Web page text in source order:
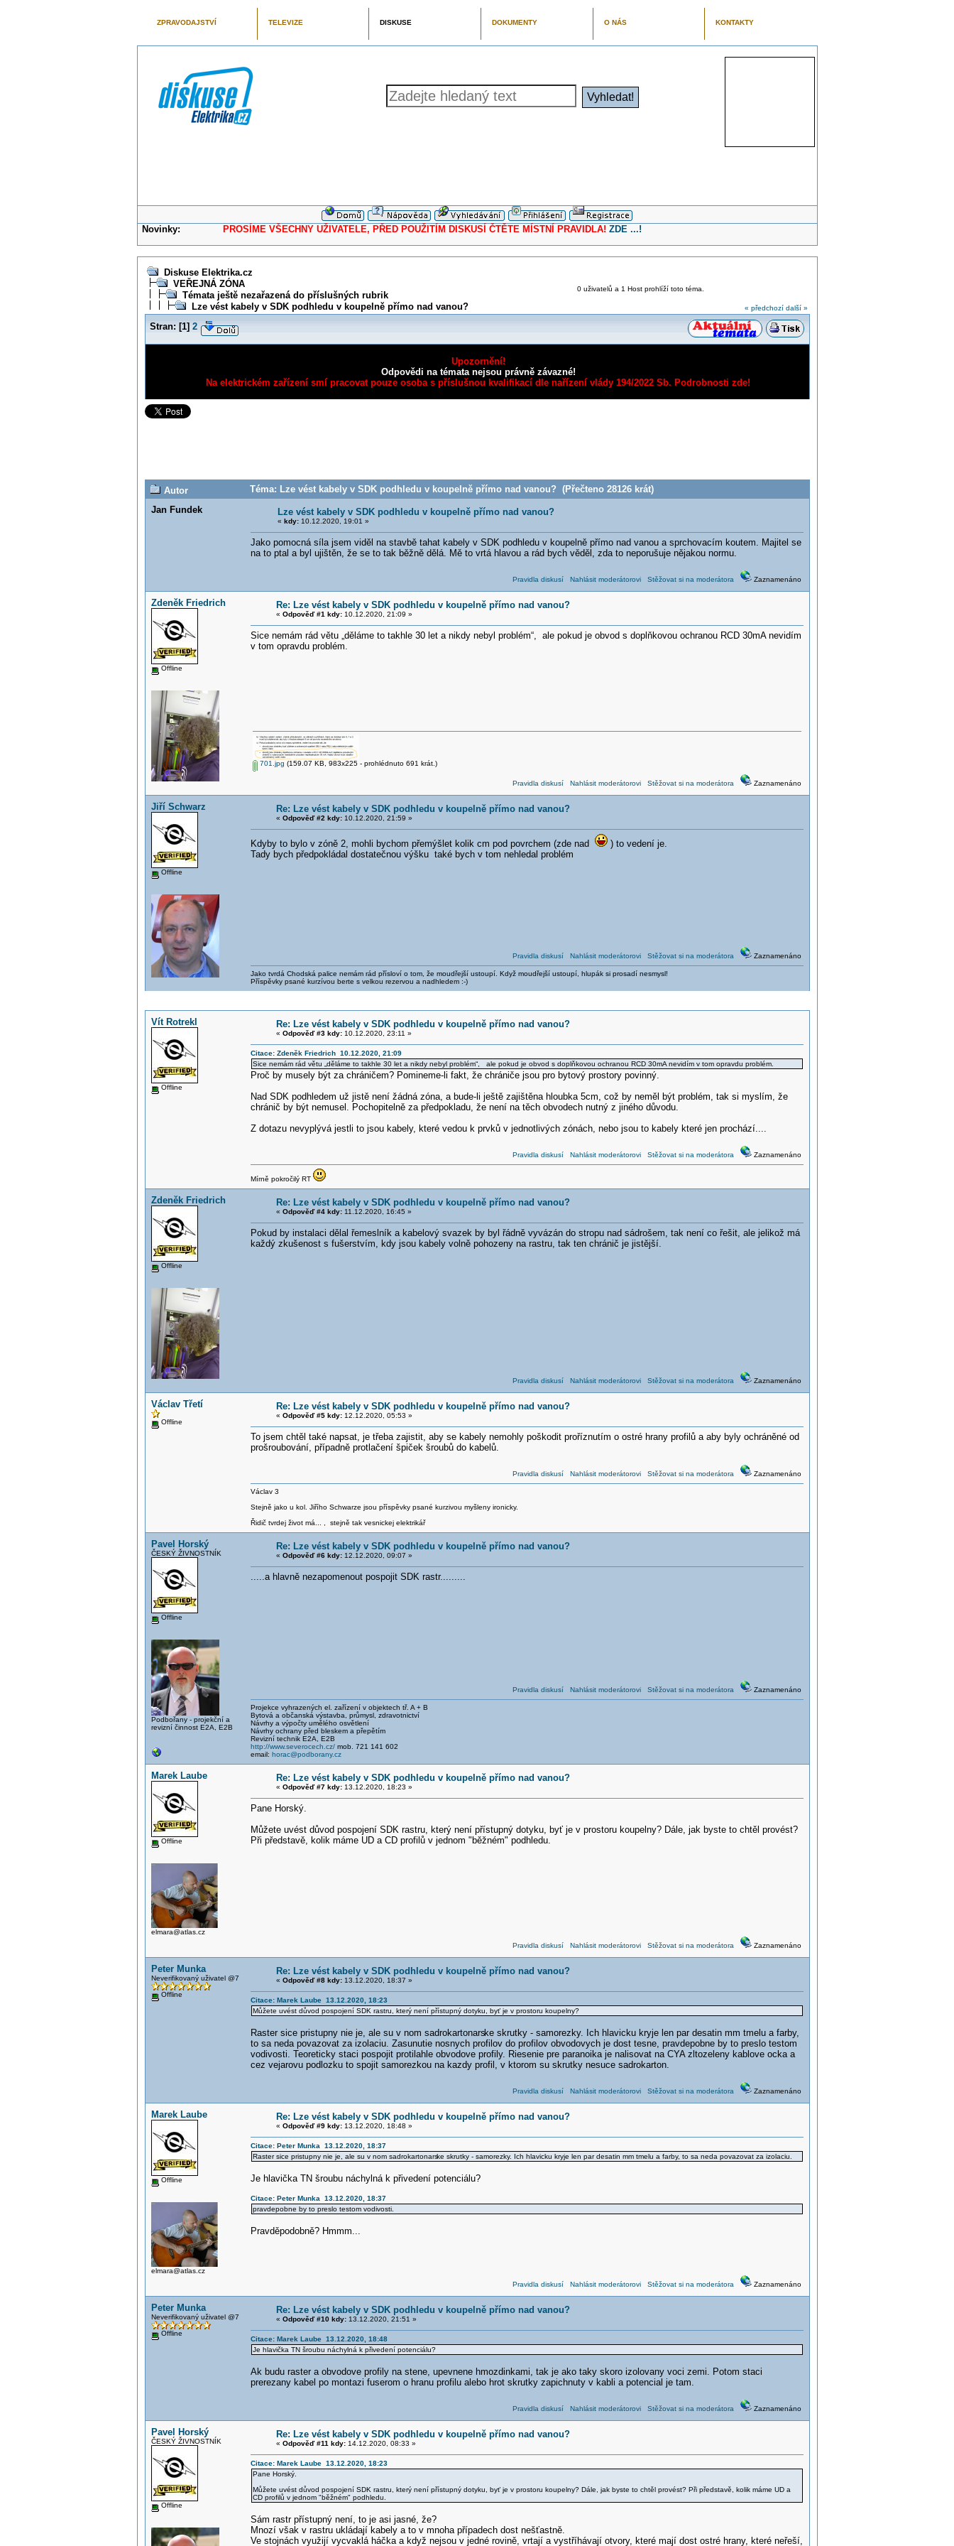
ZPRAVODAJSTVÍ TELEVIZE DISKUSE DOKUMENTY O NÁS KONTAKTY
Novinky: PROSÍME VŠECHNY UŽIVATELE, PŘED POUŽITÍM DISKUSÍ ČTĚTE MÍSTNÍ PRAVIDLA! ZDE ...!
Diskuse Elektrika.cz
VEŘEJNÁ ZÓNA
Témata ještě nezařazená do příslušných rubrik
Lze vést kabely v SDK podhledu v koupelně přímo nad vanou?
0 uživatelů a 1 Host prohlíží toto téma.
« předchozí další »
Stran: [1] 2
Upozornění!
Odpovědi na témata nejsou právně závazné!
Na elektrickém zařízení smí pracovat pouze osoba s příslušnou kvalifikací dle nařízení vlády 194/2022 Sb. Podrobnosti zde!
Autor
Téma: Lze vést kabely v SDK podhledu v koupelně přímo nad vanou? (Přečteno 28126 krát)
Jan Fundek
Lze vést kabely v SDK podhledu v koupelně přímo nad vanou?
« kdy:10.12.2020, 19:01 »
Jako pomocná síla jsem viděl na stavbě tahat kabely v SDK podhledu v koupelně přímo nad vanou a sprchovacím koutem. Majitel se
na to ptal a byl ujištěn, že se to tak běžně dělá. Mě to vrtá hlavou a rád bych věděl, zda to neporušuje nějakou normu.
Pravidla diskusí Nahlásit moderátorovi Stěžovat si na moderátora Zaznamenáno
Zdeněk Friedrich
Offline
Re: Lze vést kabely v SDK podhledu v koupelně přímo nad vanou?
« Odpověď #1 kdy:10.12.2020, 21:09 »
Sice nemám rád větu „děláme to takhle 30 let a nikdy nebyl problém“, ale pokud je obvod s doplňkovou ochranou RCD 30mA nevidím
v tom opravdu problém.
701.jpg (159.07 KB, 983x225 - prohlédnuto 691 krát.)
Pravidla diskusí Nahlásit moderátorovi Stěžovat si na moderátora Zaznamenáno
Jiří Schwarz
Offline
Re: Lze vést kabely v SDK podhledu v koupelně přímo nad vanou?
« Odpověď #2 kdy:10.12.2020, 21:59 »
Kdyby to bylo v zóně 2, mohli bychom přemýšlet kolik cm pod povrchem (zde nad
) to vedení je.
Tady bych předpokládal dostatečnou výšku také bych v tom nehledal problém
Pravidla diskusí Nahlásit moderátorovi Stěžovat si na moderátora Zaznamenáno
Jako tvrdá Chodská palice nemám rád přísloví o tom, že moudřejší ustoupí. Když moudřejší ustoupí, hlupák si prosadí nesmysl!
Příspěvky psané kurzívou berte s velkou rezervou a nadhledem :-)
Vít Rotrekl
Offline
Re: Lze vést kabely v SDK podhledu v koupelně přímo nad vanou?
« Odpověď #3 kdy:10.12.2020, 23:11 »
Citace: Zdeněk Friedrich 10.12.2020, 21:09
Sice nemám rád větu „děláme to takhle 30 let a nikdy nebyl problém“, ale pokud je obvod s doplňkovou ochranou RCD 30mA nevidím v tom opravdu problém.
Proč by musely být za chráničem? Pomineme-li fakt, že chrániče jsou pro bytový prostory povinný.
Nad SDK podhledem už jistě není žádná zóna, a bude-li ještě zajištěna hloubka 5cm, což by neměl být problém, tak si myslím, že
chránič by být nemusel. Pochopitelně za předpokladu, že není na těch obvodech nutný z jiného důvodu.
Z dotazu nevyplývá jestli to jsou kabely, které vedou k prvků v jednotlivých zónách, nebo jsou to kabely které jen prochází....
Pravidla diskusí Nahlásit moderátorovi Stěžovat si na moderátora Zaznamenáno
Mírně pokročilý RT
Zdeněk Friedrich
Offline
Re: Lze vést kabely v SDK podhledu v koupelně přímo nad vanou?
« Odpověď #4 kdy:11.12.2020, 16:45 »
Pokud by instalaci dělal řemeslník a kabelový svazek by byl řádně vyvázán do stropu nad sádrošem, tak není co řešit, ale jelikož má
každý zkušenost s fušerstvím, kdy jsou kabely volně pohozeny na rastru, tak ten chránič je jistější.
Pravidla diskusí Nahlásit moderátorovi Stěžovat si na moderátora Zaznamenáno
Václav Třetí
Offline
Re: Lze vést kabely v SDK podhledu v koupelně přímo nad vanou?
« Odpověď #5 kdy:12.12.2020, 05:53 »
To jsem chtěl také napsat, je třeba zajistit, aby se kabely nemohly poškodit proříznutím o ostré hrany profilů a aby byly ochráněné od
prošroubování, případně protlačení špiček šroubů do kabelů.
Pravidla diskusí Nahlásit moderátorovi Stěžovat si na moderátora Zaznamenáno
Václav 3
Stejně jako u kol. Jiřího Schwarze jsou příspěvky psané kurzivou myšleny ironicky.
Řidič tvrdej život má... , stejně tak vesnickej elektrikář
Pavel Horský
ČESKÝ ŽIVNOSTNÍK
Offline
Podbořany - projekční a
revizní činnost E2A, E2B
Re: Lze vést kabely v SDK podhledu v koupelně přímo nad vanou?
« Odpověď #6 kdy:12.12.2020, 09:07 »
.....a hlavně nezapomenout pospojit SDK rastr.........
Pravidla diskusí Nahlásit moderátorovi Stěžovat si na moderátora Zaznamenáno
Projekce vyhrazených el. zařízení v objektech tř. A + B
Bytová a občanská výstavba, průmysl, zdravotnictví
Návrhy a výpočty umělého osvětlení
Návrhy ochrany před bleskem a přepětím
Revizní technik E2A, E2B
http://www.severocech.cz/mob. 721 141 602
email: horac@podborany.cz
Marek Laube
Offline
elmara@atlas.cz
Re: Lze vést kabely v SDK podhledu v koupelně přímo nad vanou?
« Odpověď #7 kdy:13.12.2020, 18:23 »
Pane Horský.
Můžete uvést důvod pospojení SDK rastru, který není přístupný dotyku, byť je v prostoru koupelny? Dále, jak byste to chtěl provést?
Při představě, kolik máme UD a CD profilů v jednom "běžném" podhledu.
Pravidla diskusí Nahlásit moderátorovi Stěžovat si na moderátora Zaznamenáno
Peter Munka
Neverifikovaný uživatel @7
Offline
Re: Lze vést kabely v SDK podhledu v koupelně přímo nad vanou?
« Odpověď #8 kdy:13.12.2020, 18:37 »
Citace: Marek Laube 13.12.2020, 18:23
Můžete uvést důvod pospojení SDK rastru, který není přístupný dotyku, byť je v prostoru koupelny?
Raster sice pristupny nie je, ale su v nom sadrokartonarske skrutky - samorezky. Ich hlavicku kryje len par desatin mm tmelu a farby,
to sa neda povazovat za izolaciu. Zasunutie nosnych profilov do profilov obvodovych je dost tesne, pravdepobne by to preslo testom
vodivosti. Teoreticky staci pospojit protilahle obvodove profily. Riesenie pre paranoika je nalisovat na CYA zltozeleny kablove ocka a
cez vejarovu podlozku to spojit samorezkou na kazdy profil, v ktorom su skrutky nesuce sadrokarton.
Pravidla diskusí Nahlásit moderátorovi Stěžovat si na moderátora Zaznamenáno
Marek Laube
Offline
elmara@atlas.cz
Re: Lze vést kabely v SDK podhledu v koupelně přímo nad vanou?
« Odpověď #9 kdy:13.12.2020, 18:48 »
Citace: Peter Munka 13.12.2020, 18:37
Raster sice pristupny nie je, ale su v nom sadrokartonarske skrutky - samorezky. Ich hlavicku kryje len par desatin mm tmelu a farby, to sa neda povazovat za izolaciu.
Je hlavička TN šroubu náchylná k přivedení potenciálu?
Citace: Peter Munka 13.12.2020, 18:37
pravdepobne by to preslo testom vodivosti.
Pravděpodobně? Hmmm...
Pravidla diskusí Nahlásit moderátorovi Stěžovat si na moderátora Zaznamenáno
Peter Munka
Neverifikovaný uživatel @7
Offline
Re: Lze vést kabely v SDK podhledu v koupelně přímo nad vanou?
« Odpověď #10 kdy:13.12.2020, 21:51 »
Citace: Marek Laube 13.12.2020, 18:48
Je hlavička TN šroubu náchylná k přivedení potenciálu?
Ak budu raster a obvodove profily na stene, upevnene hmozdinkami, tak je ako taky skoro izolovany voci zemi. Potom staci
prerezany kabel po montazi fuserom o hranu profilu alebo hrot skrutky zapichnuty v kabli a potencial je tam.
Pravidla diskusí Nahlásit moderátorovi Stěžovat si na moderátora Zaznamenáno
Pavel Horský
ČESKÝ ŽIVNOSTNÍK
Offline
Re: Lze vést kabely v SDK podhledu v koupelně přímo nad vanou?
« Odpověď #11 kdy:14.12.2020, 08:33 »
Citace: Marek Laube 13.12.2020, 18:23
Pane Horský.
Můžete uvést důvod pospojení SDK rastru, který není přístupný dotyku, byť je v prostoru koupelny? Dále, jak byste to chtěl provést? Při představě, kolik máme UD a
CD profilů v jednom "běžném" podhledu.
Sám rastr přístupný není, to je asi jasné, že?
Mnozí však v rastru ukládají kabely a to v mnoha případech dost nešťastně.
Ve stojnách využijí vycvaklá háčka a když nejsou v jedné rovině, vrtají a vystříhávají otvory, které mají dost ostré hrany, které neřeší,